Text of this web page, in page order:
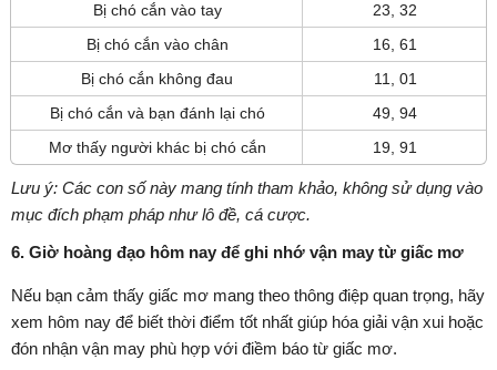
Bị chó cắn vào tay
23, 32
Bị chó cắn vào chân
16, 61
Bị chó cắn không đau
11, 01
Bị chó cắn và bạn đánh lại chó
49, 94
Mơ thấy người khác bị chó cắn
19, 91
Lưu ý: Các con số này mang tính tham khảo, không sử dụng vào
mục đích phạm pháp như lô đề, cá cược.
6. Giờ hoàng đạo hôm nay để ghi nhớ vận may từ giấc mơ
Nếu bạn cảm thấy giấc mơ mang theo thông điệp quan trọng, hãy
xem hôm nay để biết thời điểm tốt nhất giúp hóa giải vận xui hoặc
đón nhận vận may phù hợp với điềm báo từ giấc mơ.